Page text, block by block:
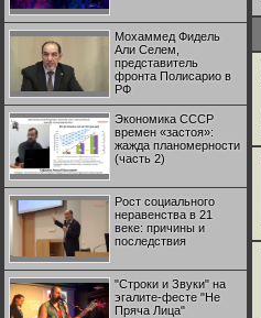
Мохаммед Фидель
Али Селем,
представитель
фронта Полисарио в
РФ
Экономика СССР
времен «застоя»:
жажда планомерности
(часть 2)
Рост социального
неравенства в 21
веке: причины и
последствия
"Строки и Звуки" на
эгалите-фесте "Не
Пряча Лица"